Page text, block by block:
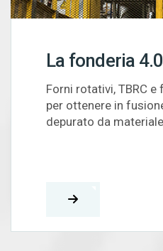
La fonderia 4.0
Forni rotativi, TBRC
per ottenere in
depurato da